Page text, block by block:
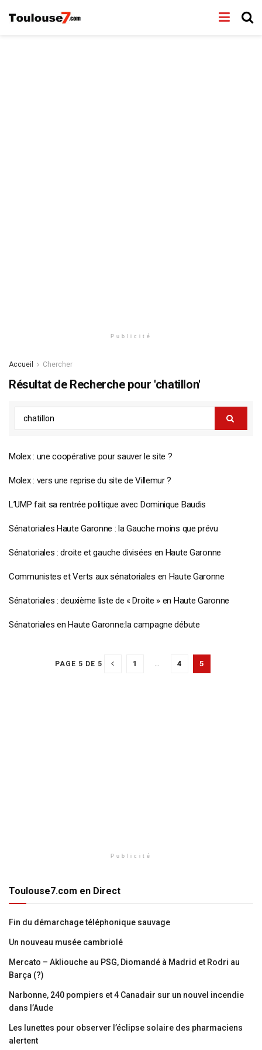
Publicité
Accueil Chercher
Résultat de Recherche pour 'chatillon'
Molex : une coopérative pour sauver le site ?
Molex : vers une reprise du site de Villemur ?
L’UMP fait sa rentrée politique avec Dominique Baudis
Sénatoriales Haute Garonne : la Gauche moins que prévu
Sénatoriales : droite et gauche divisées en Haute Garonne
Communistes et Verts aux sénatoriales en Haute Garonne
Sénatoriales : deuxième liste de « Droite » en Haute Garonne
Sénatoriales en Haute Garonne:la campagne débute
PAGE 5 DE 5 1 … 4 5
Publicité
Toulouse7.com en Direct
Fin du démarchage téléphonique sauvage
Un nouveau musée cambriolé
Mercato – Akliouche au PSG, Diomandé à Madrid et Rodri au
Barça (?)
Narbonne, 240 pompiers et 4 Canadair sur un nouvel incendie
dans l’Aude
Les lunettes pour observer l’éclipse solaire des pharmaciens
alertent